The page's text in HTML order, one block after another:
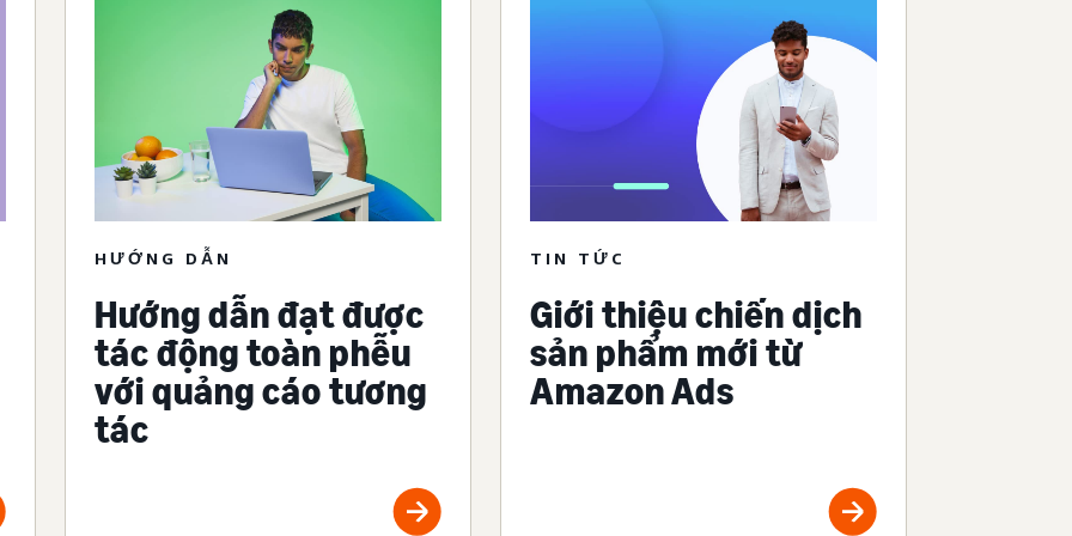
HƯỚNG DẪN
Hướng dẫn đạt được
tác động toàn phễu
với quảng cáo tương
tác
TIN TỨC
Giới thiệu chiến dịch
sản phẩm mới từ
Amazon Ads